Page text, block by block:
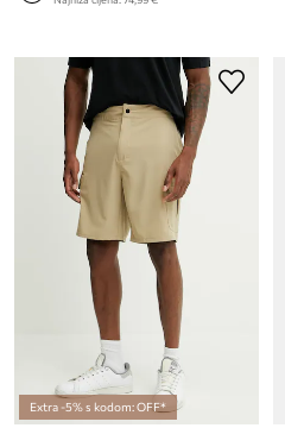
Extra -5% s kodom: OFF*